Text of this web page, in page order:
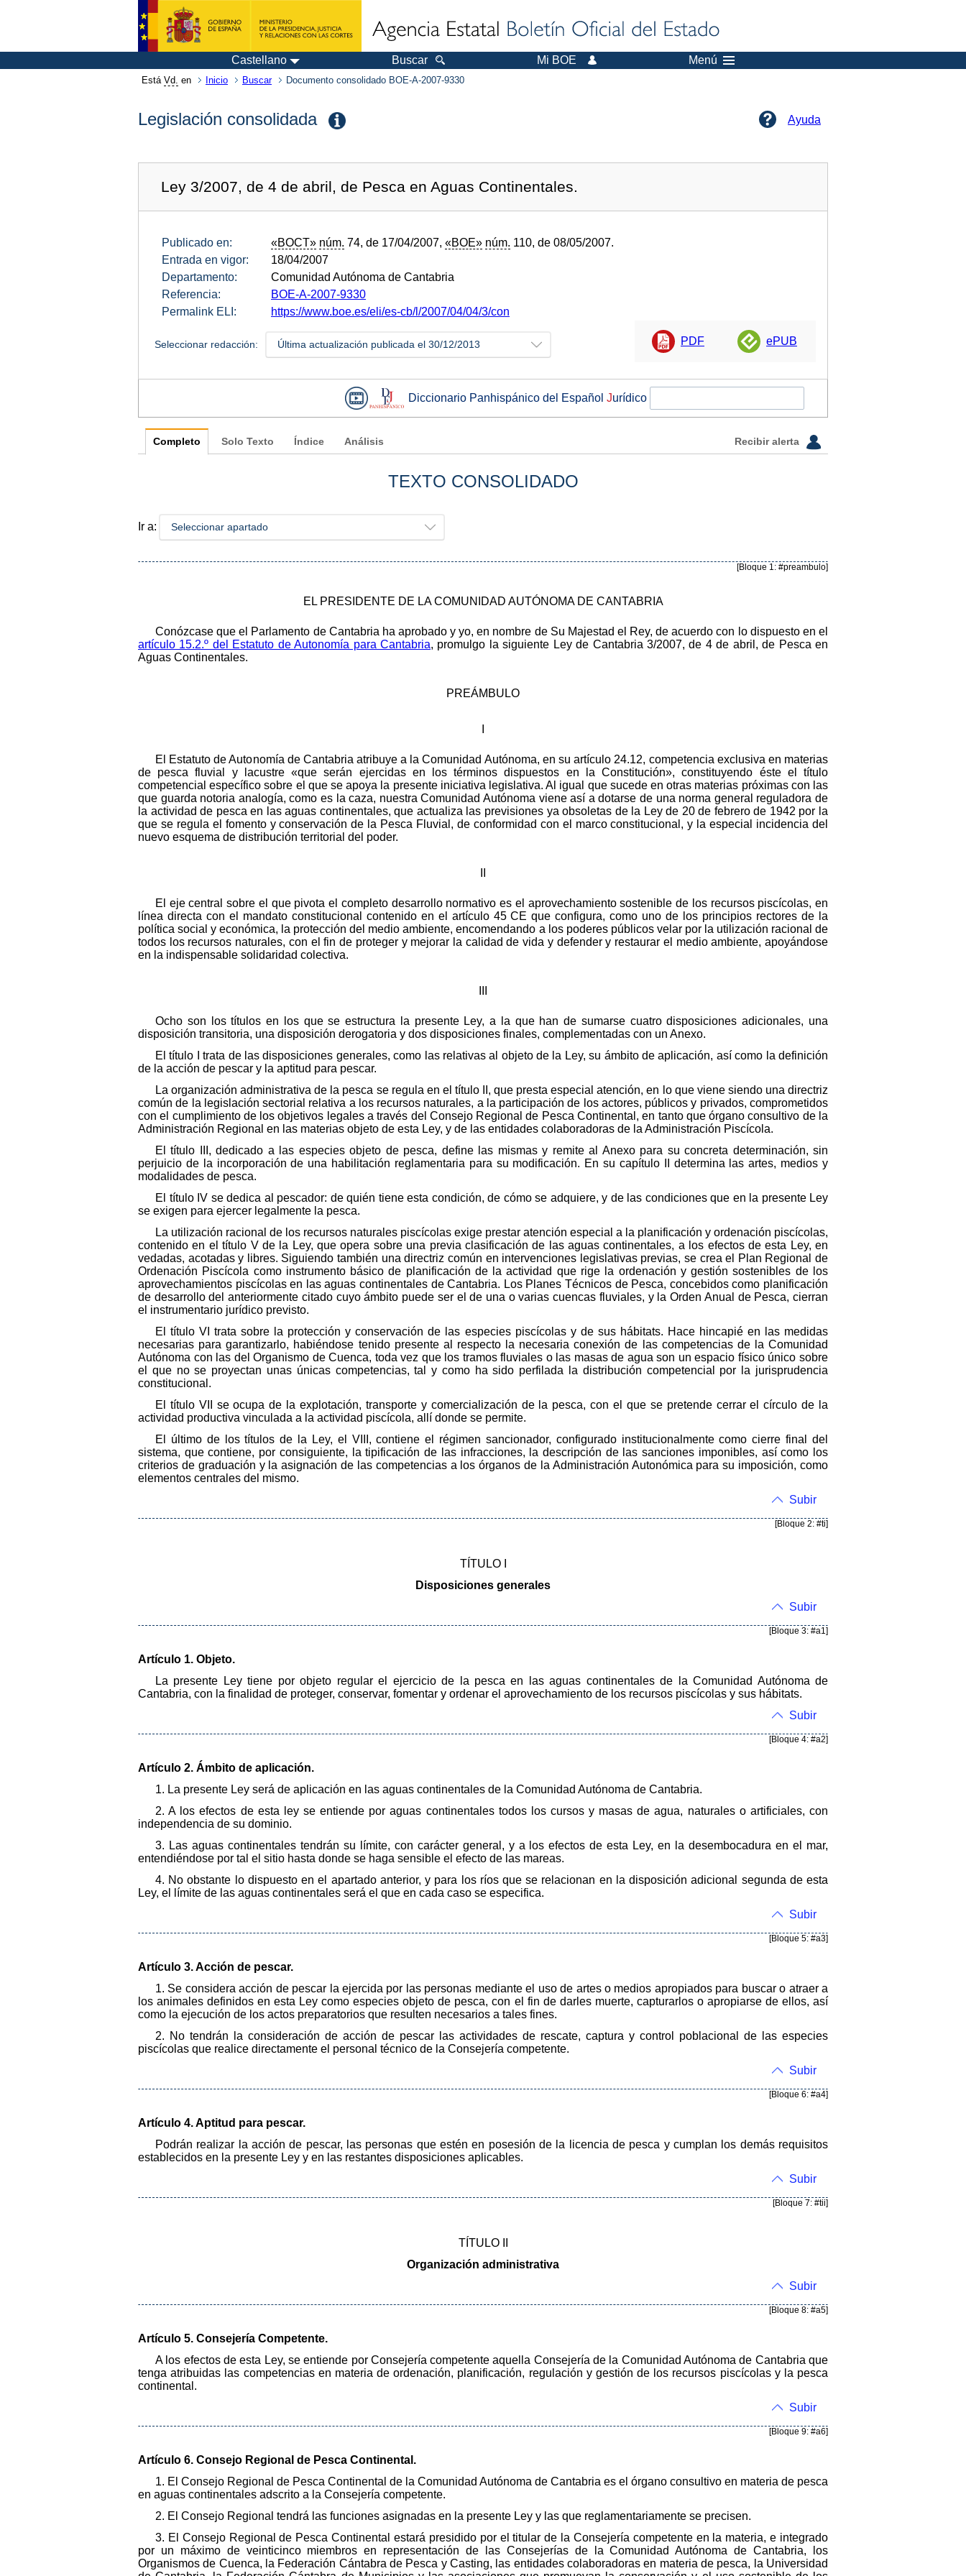
Castellano Buscar Mi BOE Menú
Está Vd. en Inicio Buscar Documento consolidado BOE-A-2007-9330
Legislación consolidada Ayuda
Ley 3/2007, de 4 de abril, de Pesca en Aguas Continentales.
Publicado en: «BOCT» núm. 74, de 17/04/2007, «BOE» núm. 110, de 08/05/2007.
Entrada en vigor:
18/04/2007
Departamento:
Comunidad Autónoma de Cantabria
Referencia:
BOE-A-2007-9330
Permalink ELI:
https://www.boe.es/eli/es-cb/l/2007/04/04/3/con
Seleccionar redacción: Última actualización publicada el 30/12/2013 PDF ePUB
Diccionario Panhispánico del Español Jurídico
Completo Solo Texto Índice Análisis Recibir alerta
TEXTO CONSOLIDADO
Ir a: Seleccionar apartado
[Bloque 1: #preambulo]
EL PRESIDENTE DE LA COMUNIDAD AUTÓNOMA DE CANTABRIA
Conózcase que el Parlamento de Cantabria ha aprobado y yo, en nombre de Su Majestad el Rey, de acuerdo con lo dispuesto en el
artículo 15.2.º del Estatuto de Autonomía para Cantabria, promulgo la siguiente Ley de Cantabria 3/2007, de 4 de abril, de Pesca en
Aguas Continentales.
PREÁMBULO
El Estatuto de Autonomía de Cantabria atribuye a la Comunidad Autónoma, en su artículo 24.12, competencia exclusiva en materias
de pesca fluvial y lacustre «que serán ejercidas en los términos dispuestos en la Constitución», constituyendo éste el título
competencial específico sobre el que se apoya la presente iniciativa legislativa. Al igual que sucede en otras materias próximas con las
que guarda notoria analogía, como es la caza, nuestra Comunidad Autónoma viene así a dotarse de una norma general reguladora de
la actividad de pesca en las aguas continentales, que actualiza las previsiones ya obsoletas de la Ley de 20 de febrero de 1942 por la
que se regula el fomento y conservación de la Pesca Fluvial, de conformidad con el marco constitucional, y la especial incidencia del
nuevo esquema de distribución territorial del poder.
El eje central sobre el que pivota el completo desarrollo normativo es el aprovechamiento sostenible de los recursos piscícolas, en
línea directa con el mandato constitucional contenido en el artículo 45 CE que configura, como uno de los principios rectores de la
política social y económica, la protección del medio ambiente, encomendando a los poderes públicos velar por la utilización racional de
todos los recursos naturales, con el fin de proteger y mejorar la calidad de vida y defender y restaurar el medio ambiente, apoyándose
en la indispensable solidaridad colectiva.
Ocho son los títulos en los que se estructura la presente Ley, a la que han de sumarse cuatro disposiciones adicionales, una
disposición transitoria, una disposición derogatoria y dos disposiciones finales, complementadas con un Anexo.
El título I trata de las disposiciones generales, como las relativas al objeto de la Ley, su ámbito de aplicación, así como la definición
de la acción de pescar y la aptitud para pescar.
La organización administrativa de la pesca se regula en el título II, que presta especial atención, en lo que viene siendo una directriz
común de la legislación sectorial relativa a los recursos naturales, a la participación de los actores, públicos y privados, comprometidos
con el cumplimiento de los objetivos legales a través del Consejo Regional de Pesca Continental, en tanto que órgano consultivo de la
Administración Regional en las materias objeto de esta Ley, y de las entidades colaboradoras de la Administración Piscícola.
El título III, dedicado a las especies objeto de pesca, define las mismas y remite al Anexo para su concreta determinación, sin
perjuicio de la incorporación de una habilitación reglamentaria para su modificación. En su capítulo II determina las artes, medios y
modalidades de pesca.
El título IV se dedica al pescador: de quién tiene esta condición, de cómo se adquiere, y de las condiciones que en la presente Ley
se exigen para ejercer legalmente la pesca.
La utilización racional de los recursos naturales piscícolas exige prestar atención especial a la planificación y ordenación piscícolas,
contenido en el título V de la Ley, que opera sobre una previa clasificación de las aguas continentales, a los efectos de esta Ley, en
vedadas, acotadas y libres. Siguiendo también una directriz común en intervenciones legislativas previas, se crea el Plan Regional de
Ordenación Piscícola como instrumento básico de planificación de la actividad que rige la ordenación y gestión sostenibles de los
aprovechamientos piscícolas en las aguas continentales de Cantabria. Los Planes Técnicos de Pesca, concebidos como planificación
de desarrollo del anteriormente citado cuyo ámbito puede ser el de una o varias cuencas fluviales, y la Orden Anual de Pesca, cierran
el instrumentario jurídico previsto.
El título VI trata sobre la protección y conservación de las especies piscícolas y de sus hábitats. Hace hincapié en las medidas
necesarias para garantizarlo, habiéndose tenido presente al respecto la necesaria conexión de las competencias de la Comunidad
Autónoma con las del Organismo de Cuenca, toda vez que los tramos fluviales o las masas de agua son un espacio físico único sobre
el que no se proyectan unas únicas competencias, tal y como ha sido perfilada la distribución competencial por la jurisprudencia
constitucional.
El título VII se ocupa de la explotación, transporte y comercialización de la pesca, con el que se pretende cerrar el círculo de la
actividad productiva vinculada a la actividad piscícola, allí donde se permite.
El último de los títulos de la Ley, el VIII, contiene el régimen sancionador, configurado institucionalmente como cierre final del
sistema, que contiene, por consiguiente, la tipificación de las infracciones, la descripción de las sanciones imponibles, así como los
criterios de graduación y la asignación de las competencias a los órganos de la Administración Autonómica para su imposición, como
elementos centrales del mismo.
Subir
[Bloque 2: #ti]
TÍTULO I
Disposiciones generales
Subir
[Bloque 3: #a1]
Artículo 1. Objeto.
La presente Ley tiene por objeto regular el ejercicio de la pesca en las aguas continentales de la Comunidad Autónoma de
Cantabria, con la finalidad de proteger, conservar, fomentar y ordenar el aprovechamiento de los recursos piscícolas y sus hábitats.
Subir
[Bloque 4: #a2]
Artículo 2. Ámbito de aplicación.
1. La presente Ley será de aplicación en las aguas continentales de la Comunidad Autónoma de Cantabria.
2. A los efectos de esta ley se entiende por aguas continentales todos los cursos y masas de agua, naturales o artificiales, con
independencia de su dominio.
3. Las aguas continentales tendrán su límite, con carácter general, y a los efectos de esta Ley, en la desembocadura en el mar,
entendiéndose por tal el sitio hasta donde se haga sensible el efecto de las mareas.
4. No obstante lo dispuesto en el apartado anterior, y para los ríos que se relacionan en la disposición adicional segunda de esta
Ley, el límite de las aguas continentales será el que en cada caso se especifica.
Subir
[Bloque 5: #a3]
Artículo 3. Acción de pescar.
1. Se considera acción de pescar la ejercida por las personas mediante el uso de artes o medios apropiados para buscar o atraer a
los animales definidos en esta Ley como especies objeto de pesca, con el fin de darles muerte, capturarlos o apropiarse de ellos, así
como la ejecución de los actos preparatorios que resulten necesarios a tales fines.
2. No tendrán la consideración de acción de pescar las actividades de rescate, captura y control poblacional de las especies
piscícolas que realice directamente el personal técnico de la Consejería competente.
Subir
[Bloque 6: #a4]
Artículo 4. Aptitud para pescar.
Podrán realizar la acción de pescar, las personas que estén en posesión de la licencia de pesca y cumplan los demás requisitos
establecidos en la presente Ley y en las restantes disposiciones aplicables.
Subir
[Bloque 7: #tii]
TÍTULO II
Organización administrativa
Subir
[Bloque 8: #a5]
Artículo 5. Consejería Competente.
A los efectos de esta Ley, se entiende por Consejería competente aquella Consejería de la Comunidad Autónoma de Cantabria que
tenga atribuidas las competencias en materia de ordenación, planificación, regulación y gestión de los recursos piscícolas y la pesca
continental.
Subir
[Bloque 9: #a6]
Artículo 6. Consejo Regional de Pesca Continental.
1. El Consejo Regional de Pesca Continental de la Comunidad Autónoma de Cantabria es el órgano consultivo en materia de pesca
en aguas continentales adscrito a la Consejería competente.
2. El Consejo Regional tendrá las funciones asignadas en la presente Ley y las que reglamentariamente se precisen.
3. El Consejo Regional de Pesca Continental estará presidido por el titular de la Consejería competente en la materia, e integrado
por un máximo de veinticinco miembros en representación de las Consejerías de la Comunidad Autónoma de Cantabria, los
Organismos de Cuenca, la Federación Cántabra de Pesca y Casting, las entidades colaboradoras en materia de pesca, la Universidad